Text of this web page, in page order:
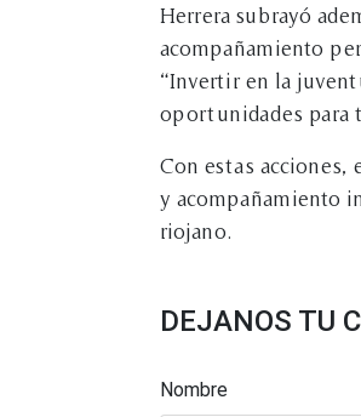
Herrera subrayó
acompañamiento
“Invertir en la
oportunidades para
Con estas
y acompañamiento
riojano.
DEJANOS TU
Nombre